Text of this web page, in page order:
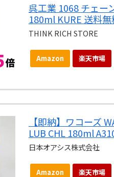
呉工業 1068 チェー
180ml KURE 送料無
THINK RICH STORE
Amazon 楽天市場
【即納】ワコーズ
LUB CHL 180ml
日本オアシス株式会社
Amazon 楽天市場